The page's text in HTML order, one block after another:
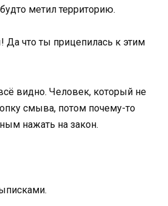
метил территорию.
Да что ты прицепилась к этим
видно. Человек, который не
смыва, потом почему-то
нажать на закон.